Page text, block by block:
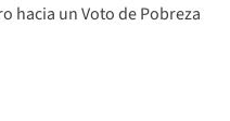
hacia un Voto de Pobreza